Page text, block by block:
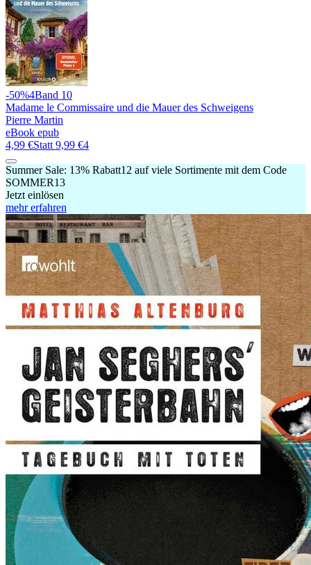
-50%4Band 10
Madame le Commissaire und die Mauer des Schweigens
Pierre Martin
eBook epub
4,99 €Statt 9,99 €4
Summer Sale: 13% Rabatt12 auf viele Sortimente mit dem Code
SOMMER13
Jetzt einlösen
mehr erfahren